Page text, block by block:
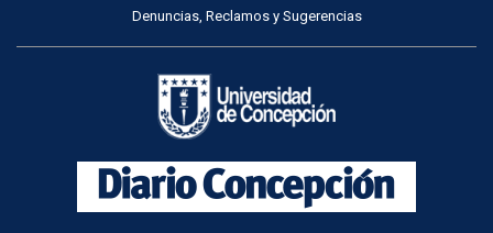
Denuncias, Reclamos y Sugerencias